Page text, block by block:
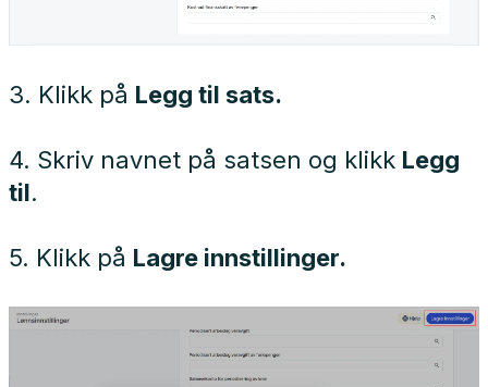
3. Klikk på Legg til sats.
4. Skriv navnet på satsen og klikk Legg
til.
5. Klikk på Lagre innstillinger.